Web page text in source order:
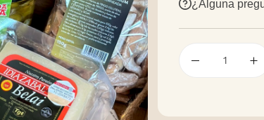
CUÑA 250
¿Alguna